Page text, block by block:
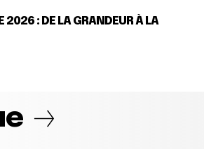
2026 : DE LA GRANDEUR À LA